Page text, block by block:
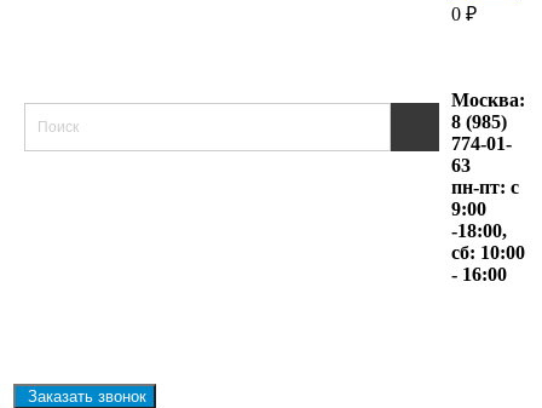
0 ₽
Москва:
8 (985)
774-01-
63
пн-пт: с
9:00
-18:00,
сб: 10:00
- 16:00
Заказать звонок